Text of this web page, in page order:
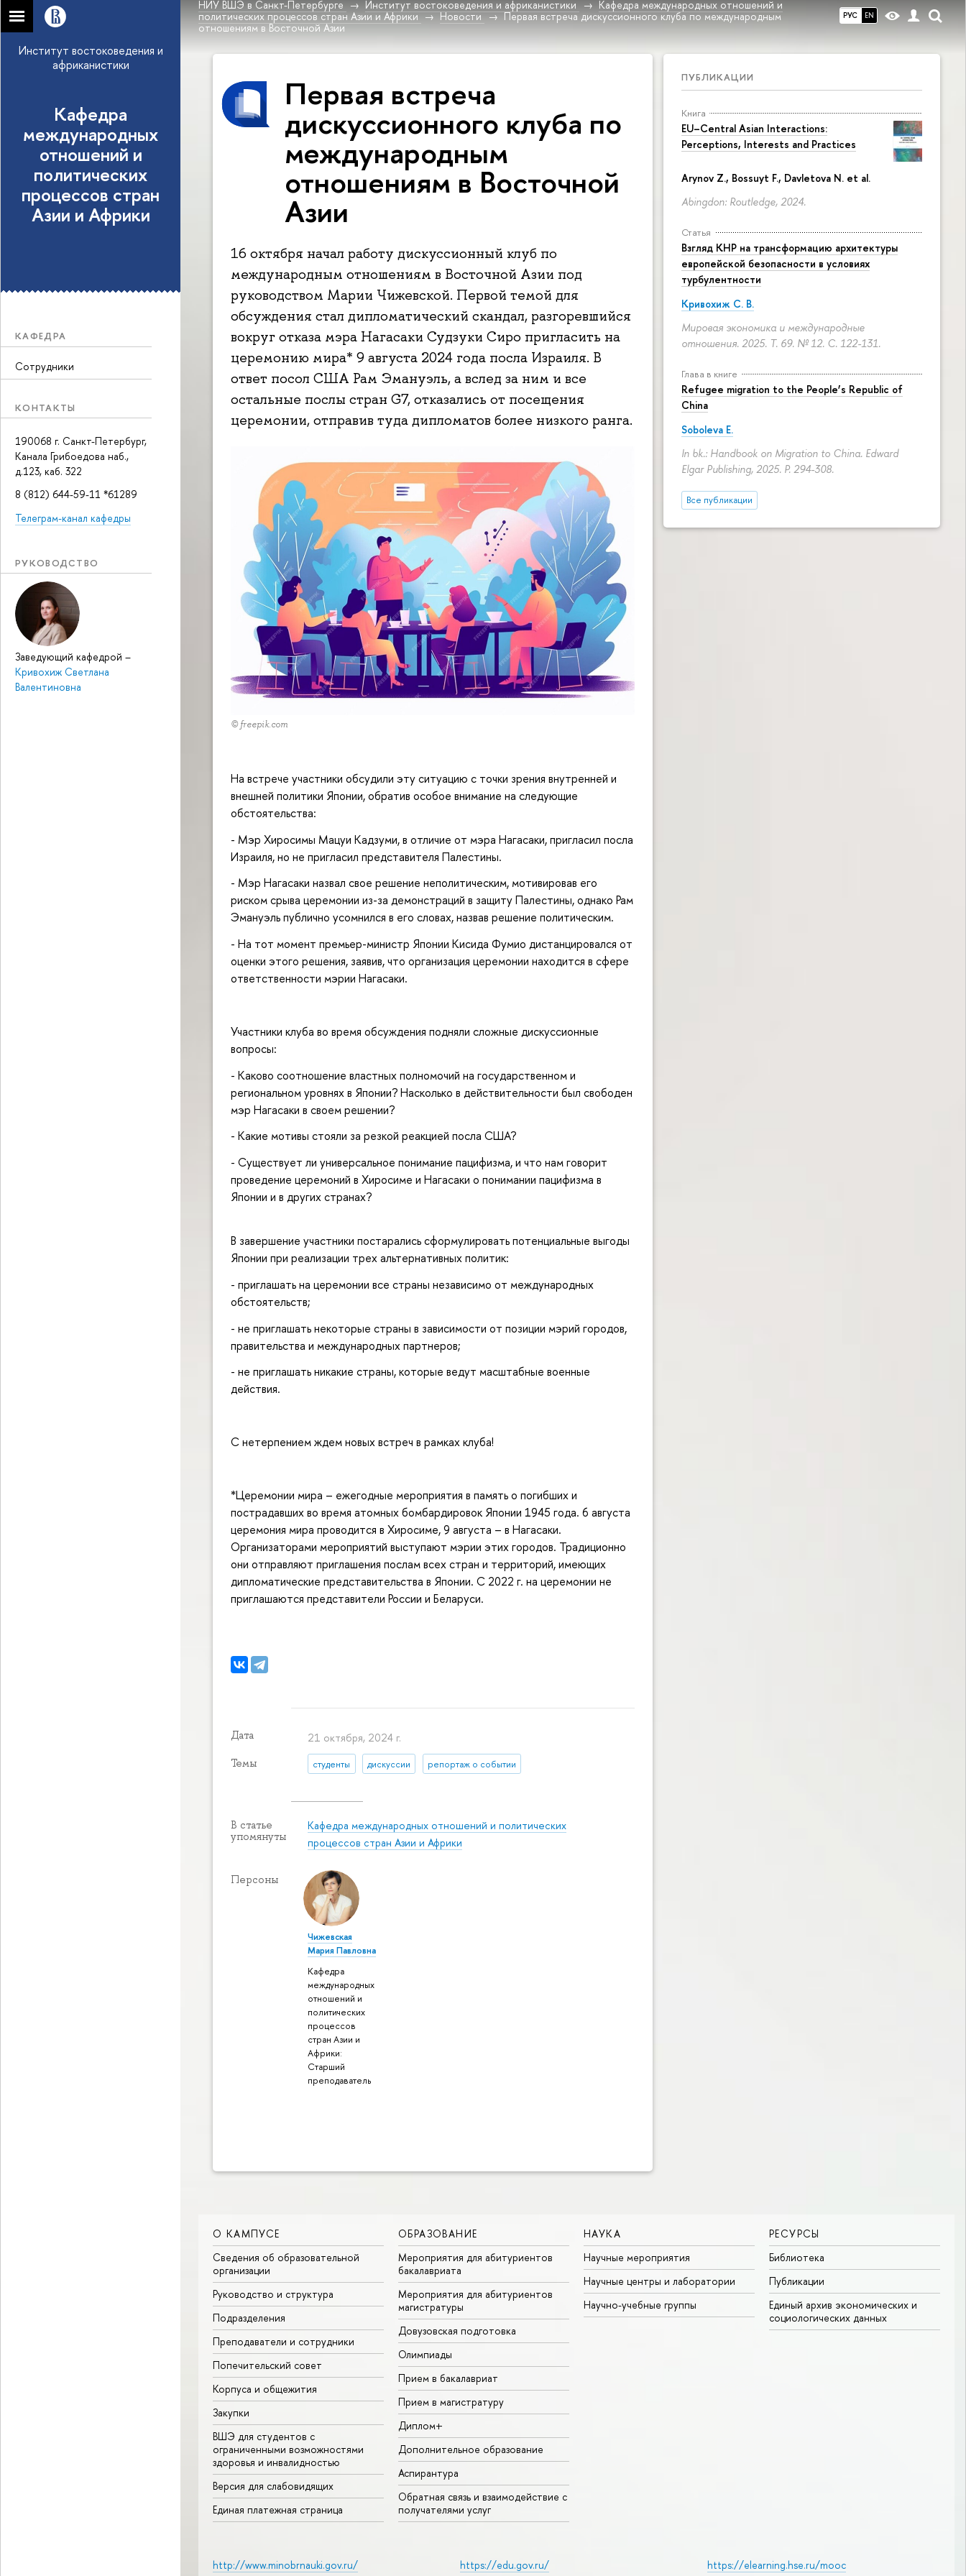
РУС EN
НИУ ВШЭ в Санкт-Петербурге Институт востоковедения и африканистики
Кафедра международных отношений и
политических процессов стран Азии и Африки
Новости
Первая встреча дискуссионного клуба по международным
отношениям в Восточной Азии
Институт востоковедения и
африканистики
Кафедра
международных
отношений и
политических
процессов стран
Азии и Африки
КАФЕДРА
Сотрудники
КОНТАКТЫ
190068 г. Санкт-Петербург,
Канала Грибоедова наб.,
д.123, каб. 322
8 (812) 644-59-11 *61289
Телеграм-канал кафедры
РУКОВОДСТВО
Заведующий кафедрой –
Кривохиж Светлана
Валентиновна
ПУБЛИКАЦИИ
Книга
EU–Central Asian Interactions:
Perceptions, Interests and Practices
Arynov Z., Bossuyt F., Davletova N. et al.
Abingdon: Routledge, 2024.
Статья
Взгляд КНР на трансформацию архитектуры
европейской безопасности в условиях
турбулентности
Кривохиж С. В.
Мировая экономика и международные
отношения. 2025. Т. 69. № 12. С. 122-131.
Глава в книге
Refugee migration to the People’s Republic of
China
Soboleva E.
In bk.: Handbook on Migration to China. Edward
Elgar Publishing, 2025. P. 294-308.
Все публикации
Первая встреча
дискуссионного клуба по
международным
отношениям в Восточной
Азии
16 октября начал работу дискуссионный клуб по
международным отношениям в Восточной Азии под
руководством Марии Чижевской. Первой темой для
обсуждения стал дипломатический скандал, разгоревшийся
вокруг отказа мэра Нагасаки Судзуки Сиро пригласить на
церемонию мира* 9 августа 2024 года посла Израиля. В
ответ посол США Рам Эмануэль, а вслед за ним и все
остальные послы стран G7, отказались от посещения
церемонии, отправив туда дипломатов более низкого ранга.
© freepik.com
На встрече участники обсудили эту ситуацию с точки зрения внутренней и
внешней политики Японии, обратив особое внимание на следующие
обстоятельства:
- Мэр Хиросимы Мацуи Кадзуми, в отличие от мэра Нагасаки, пригласил посла
Израиля, но не пригласил представителя Палестины.
- Мэр Нагасаки назвал свое решение неполитическим, мотивировав его
риском срыва церемонии из-за демонстраций в защиту Палестины, однако Рам
Эмануэль публично усомнился в его словах, назвав решение политическим.
- На тот момент премьер-министр Японии Кисида Фумио дистанцировался от
оценки этого решения, заявив, что организация церемонии находится в сфере
ответственности мэрии Нагасаки.
Участники клуба во время обсуждения подняли сложные дискуссионные
вопросы:
- Каково соотношение властных полномочий на государственном и
региональном уровнях в Японии? Насколько в действительности был свободен
мэр Нагасаки в своем решении?
- Какие мотивы стояли за резкой реакцией посла США?
- Существует ли универсальное понимание пацифизма, и что нам говорит
проведение церемоний в Хиросиме и Нагасаки о понимании пацифизма в
Японии и в других странах?
В завершение участники постарались сформулировать потенциальные выгоды
Японии при реализации трех альтернативных политик:
- приглашать на церемонии все страны независимо от международных
обстоятельств;
- не приглашать некоторые страны в зависимости от позиции мэрий городов,
правительства и международных партнеров;
- не приглашать никакие страны, которые ведут масштабные военные
действия.
С нетерпением ждем новых встреч в рамках клуба!
*Церемонии мира – ежегодные мероприятия в память о погибших и
пострадавших во время атомных бомбардировок Японии 1945 года. 6 августа
церемония мира проводится в Хиросиме, 9 августа – в Нагасаки.
Организаторами мероприятий выступают мэрии этих городов. Традиционно
они отправляют приглашения послам всех стран и территорий, имеющих
дипломатические представительства в Японии. С 2022 г. на церемонии не
приглашаются представители России и Беларуси.
Дата 21 октября, 2024 г.
Темы студенты дискуссии репортаж о событии
В статье
упомянуты
Кафедра международных отношений и политических
процессов стран Азии и Африки
Персоны
Чижевская
Мария Павловна
Кафедра
международных
отношений и
политических
процессов
стран Азии и
Африки:
Старший
преподаватель
О КАМПУСЕ
Сведения об образовательной
организации
Руководство и структура
Подразделения
Преподаватели и сотрудники
Попечительский совет
Корпуса и общежития
Закупки
ВШЭ для студентов с
ограниченными возможностями
здоровья и инвалидностью
Версия для слабовидящих
Единая платежная страница
ОБРАЗОВАНИЕ
Мероприятия для абитуриентов
бакалавриата
Мероприятия для абитуриентов
магистратуры
Довузовская подготовка
Олимпиады
Прием в бакалавриат
Прием в магистратуру
Диплом+
Дополнительное образование
Аспирантура
Обратная связь и взаимодействие с
получателями услуг
НАУКА
Научные мероприятия
Научные центры и лаборатории
Научно-учебные группы
РЕСУРСЫ
Библиотека
Публикации
Единый архив экономических и
социологических данных
http://www.minobrnauki.gov.ru/
https://edu.gov.ru/
https://elearning.hse.ru/mooc